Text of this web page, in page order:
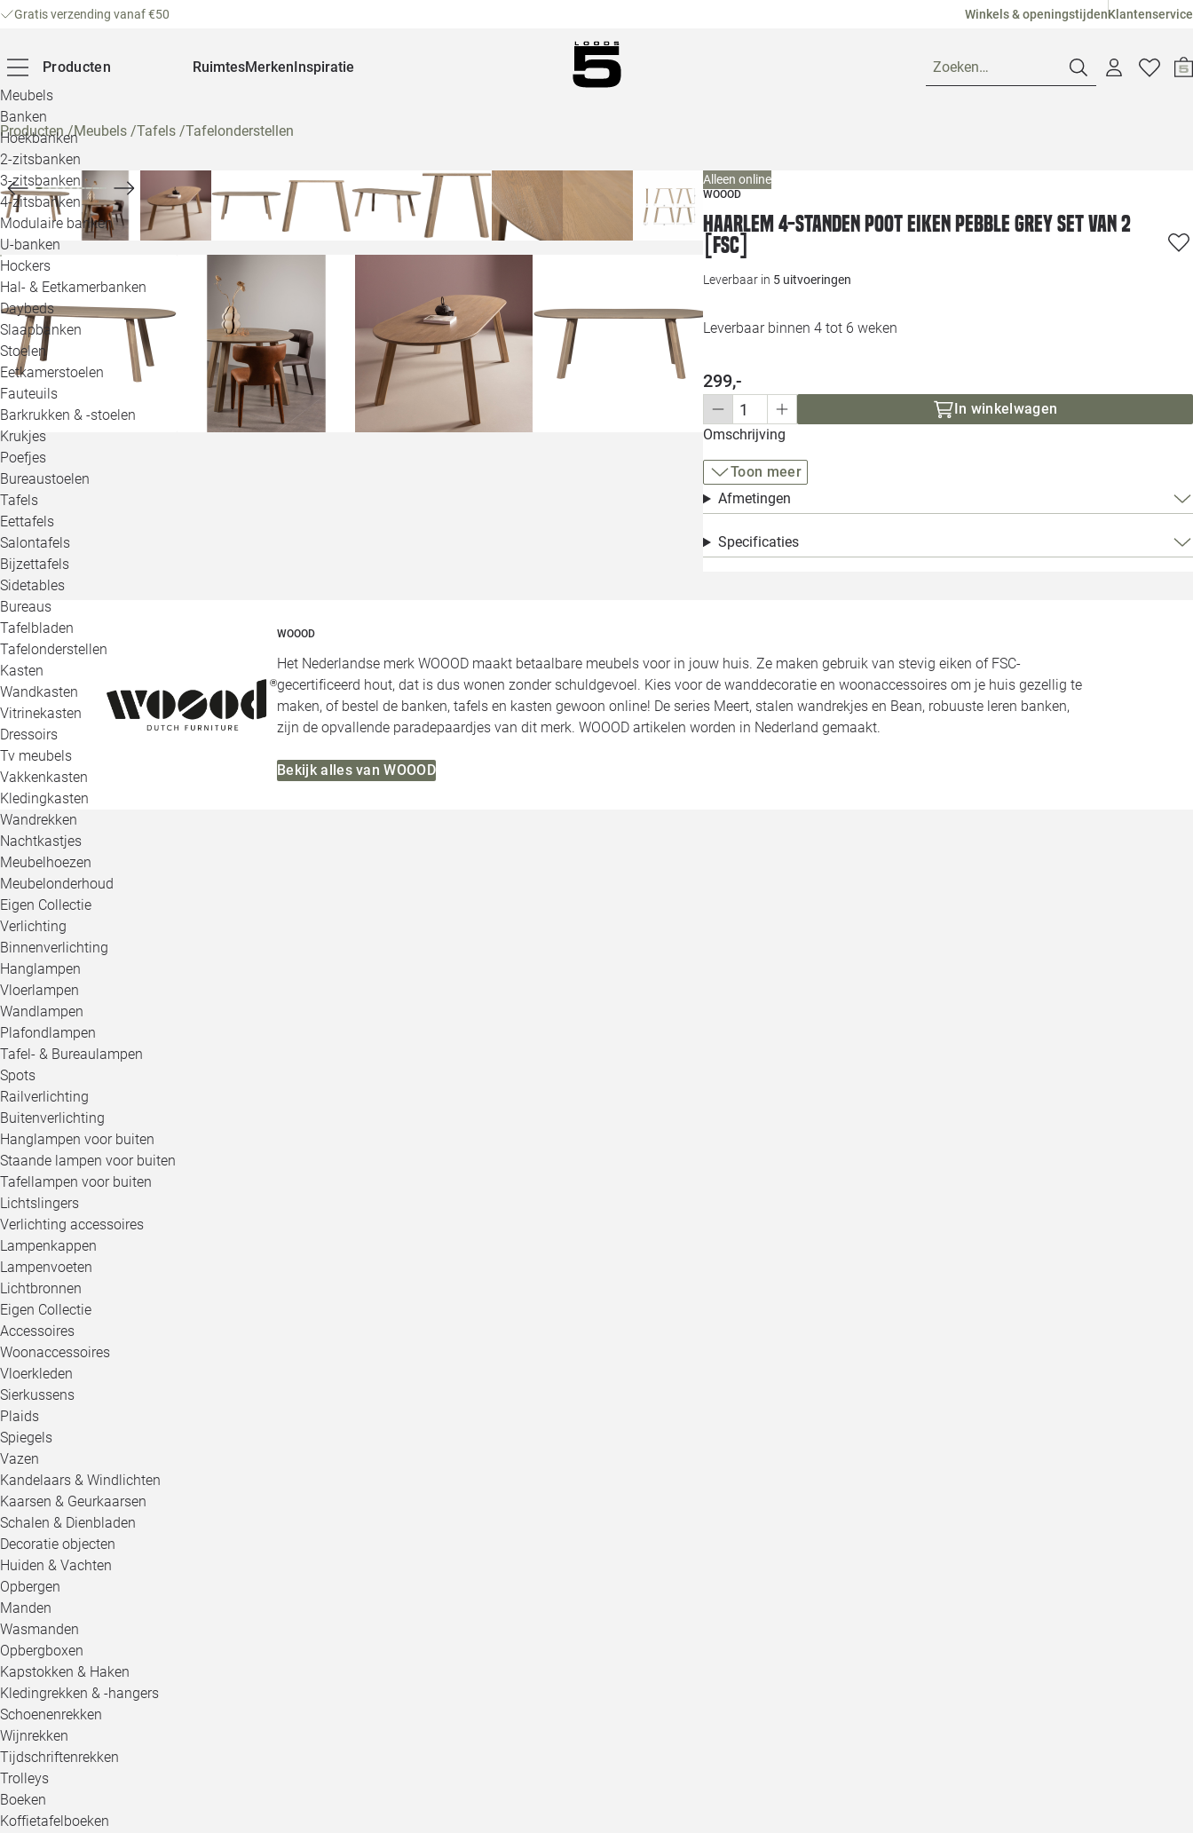
Gratis verzending vanaf €50 Winkels & openingstijdenKlantenservice
Producten
Meubels
Banken
Hoekbanken
2-zitsbanken
3-zitsbanken
4-zitsbanken
Modulaire banken
U-banken
Hockers
Hal- & Eetkamerbanken
Daybeds
Slaapbanken
Stoelen
Eetkamerstoelen
Fauteuils
Barkrukken & -stoelen
Krukjes
Poefjes
Bureaustoelen
Tafels
Eettafels
Salontafels
Bijzettafels
Sidetables
Bureaus
Tafelbladen
Tafelonderstellen
Kasten
Wandkasten
Vitrinekasten
Dressoirs
Tv meubels
Vakkenkasten
Kledingkasten
Wandrekken
Nachtkastjes
Meubelhoezen
Meubelonderhoud
Eigen Collectie
Verlichting
Binnenverlichting
Hanglampen
Vloerlampen
Wandlampen
Plafondlampen
Tafel- & Bureaulampen
Spots
Railverlichting
Buitenverlichting
Hanglampen voor buiten
Staande lampen voor buiten
Tafellampen voor buiten
Lichtslingers
Verlichting accessoires
Lampenkappen
Lampenvoeten
Lichtbronnen
Eigen Collectie
Accessoires
Woonaccessoires
Vloerkleden
Sierkussens
Plaids
Spiegels
Vazen
Kandelaars & Windlichten
Kaarsen & Geurkaarsen
Schalen & Dienbladen
Decoratie objecten
Huiden & Vachten
Opbergen
Manden
Wasmanden
Opbergboxen
Kapstokken & Haken
Kledingrekken & -hangers
Schoenenrekken
Wijnrekken
Tijdschriftenrekken
Trolleys
Boeken
Koffietafelboeken
RuimtesMerkenInspiratie Zoeken…
Loods 5
Loods 5
Alle
Producten/Meubels /Tafels /Tafelonderstellen
Alleen online
WOOOD
Haarlem 4-standen poot eiken pebble grey set van 2
[fsc]
Leverbaar in 5 uitvoeringen
Leverbaar binnen 4 tot 6 weken
299,-
In winkelwagen
Omschrijving
Toon meer
Afmetingen
Specificaties
WOOOD
Het Nederlandse merk WOOOD maakt betaalbare meubels voor in jouw huis. Ze maken gebruik van stevig eiken of FSC-
gecertificeerd hout, dat is dus wonen zonder schuldgevoel. Kies voor de wanddecoratie en woonaccessoires om je huis gezellig te
maken, of bestel de banken, tafels en kasten gewoon online! De series Meert, stalen wandrekjes en Bean, robuuste leren banken,
zijn de opvallende paradepaardjes van dit merk. WOOOD artikelen worden in Nederland gemaakt.
Bekijk alles van WOOOD